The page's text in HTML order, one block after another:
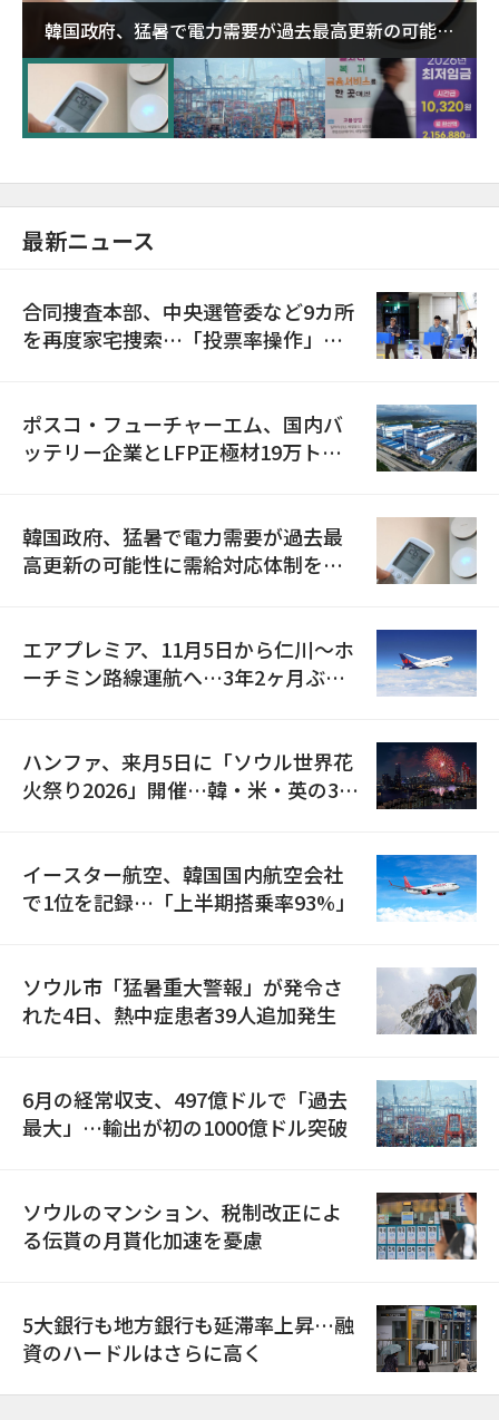
韓国政府、猛暑で電力需要が過去最高更新の可能性
に需給対応体制を点検
最新ニュース
合同捜査本部、中央選管委など9カ所
を再度家宅捜索…「投票率操作」の
ポスコ・フューチャーエム、国内バ
ッテリー企業とLFP正極材19万トン
韓国政府、猛暑で電力需要が過去最
高更新の可能性に需給対応体制を点
エアプレミア、11月5日から仁川〜ホ
ーチミン路線運航へ…3年2ヶ月ぶり
ハンファ、来月5日に「ソウル世界花
火祭り2026」開催…韓・米・英の3カ
イースター航空、韓国国内航空会社
で1位を記録…「上半期搭乗率93%」
ソウル市「猛暑重大警報」が発令さ
れた4日、熱中症患者39人追加発生
6月の経常収支、497億ドルで「過去
最大」…輸出が初の1000億ドル突破
ソウルのマンション、税制改正によ
る伝貰の月貰化加速を憂慮
5大銀行も地方銀行も延滞率上昇…融
資のハードルはさらに高く